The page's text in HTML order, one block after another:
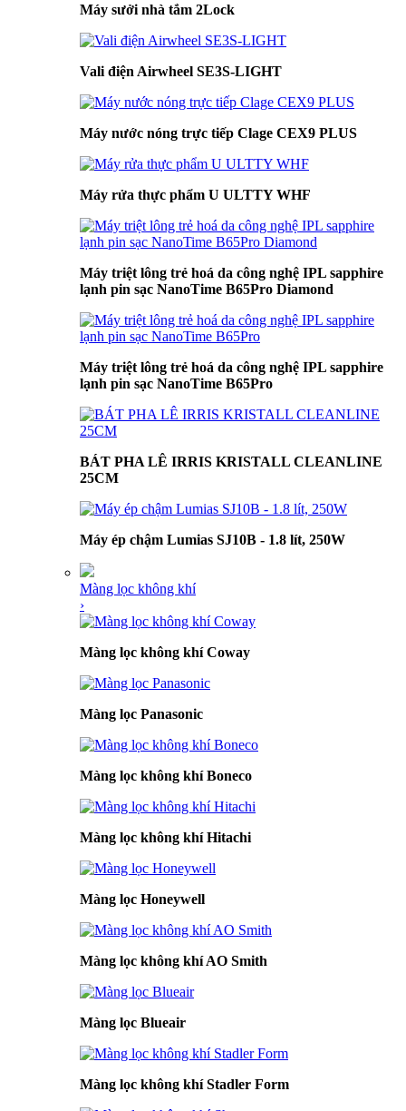
Máy sưởi nhà tắm 2Lock
Vali điện Airwheel SE3S-LIGHT
Máy nước nóng trực tiếp Clage CEX9 PLUS
Máy rửa thực phẩm U ULTTY WHF
Máy triệt lông trẻ hoá da công nghệ IPL sapphire
lạnh pin sạc NanoTime B65Pro Diamond
Máy triệt lông trẻ hoá da công nghệ IPL sapphire
lạnh pin sạc NanoTime B65Pro
BÁT PHA LÊ IRRIS KRISTALL CLEANLINE
25CM
Máy ép chậm Lumias SJ10B - 1.8 lít, 250W
Màng lọc không khí
›
Màng lọc không khí Coway
Màng lọc Panasonic
Màng lọc không khí Boneco
Màng lọc không khí Hitachi
Màng lọc Honeywell
Màng lọc không khí AO Smith
Màng lọc Blueair
Màng lọc không khí Stadler Form